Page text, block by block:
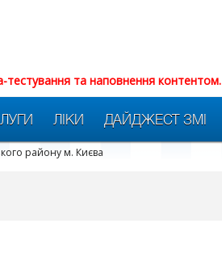
тестування та наповнення контентом.
ЛІКИ ДАЙДЖЕСТ ЗМІ
району м. Києва